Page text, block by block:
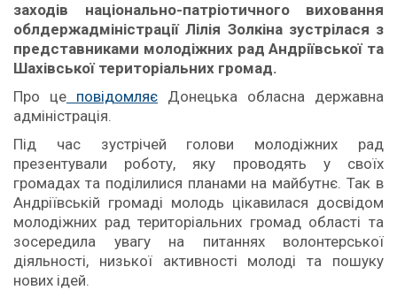
заходів національно-патріотичного виховання
облдержадміністрації Лілія Золкіна зустрілася з
представниками молодіжних рад Андріївської та
Шахівської територіальних громад.
Про це повідомляє Донецька обласна державна
адміністрація.
Під час зустрічей голови молодіжних рад
презентували роботу, яку проводять у своїх
громадах та поділилися планами на майбутнє. Так в
Андріївській громаді молодь цікавилася досвідом
молодіжних рад територіальних громад області та
зосередила увагу на питаннях волонтерської
діяльності, низької активності молоді та пошуку
нових ідей.